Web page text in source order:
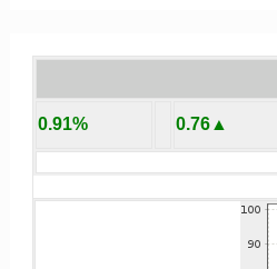
▲0.76
0.91%